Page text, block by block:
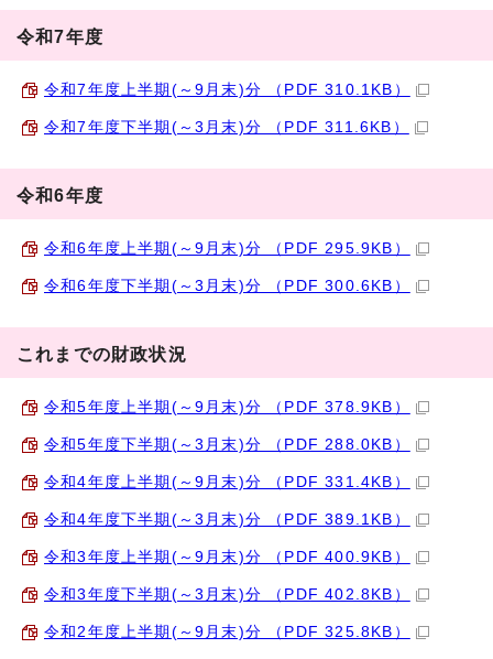
令和7年度
令和7年度上半期(～9月末)分 （PDF 310.1KB）
令和7年度下半期(～3月末)分 （PDF 311.6KB）
令和6年度
令和6年度上半期(～9月末)分 （PDF 295.9KB）
令和6年度下半期(～3月末)分 （PDF 300.6KB）
これまでの財政状況
令和5年度上半期(～9月末)分 （PDF 378.9KB）
令和5年度下半期(～3月末)分 （PDF 288.0KB）
令和4年度上半期(～9月末)分 （PDF 331.4KB）
令和4年度下半期(～3月末)分 （PDF 389.1KB）
令和3年度上半期(～9月末)分 （PDF 400.9KB）
令和3年度下半期(～3月末)分 （PDF 402.8KB）
令和2年度上半期(～9月末)分 （PDF 325.8KB）